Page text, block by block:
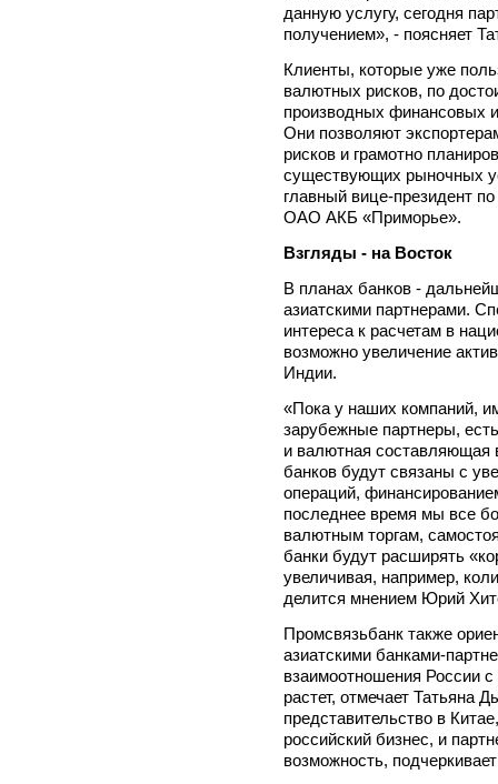
данную услугу, сегодня
получением», - поясняет
Клиенты, которые уже
валютных рисков, по
производных финансовых
Они позволяют
рисков и грамотно
существующих рыночных
главный вице-президент
ОАО АКБ «Приморье».
Взгляды - на Восток
В планах банков -
азиатскими партнерами.
интереса к расчетам в
возможно увеличение
Индии.
«Пока у наших компаний,
зарубежные партнеры,
и валютная составляющая
банков будут связаны с
операций,
последнее время мы все
валютным торгам,
банки будут расширять
увеличивая, например,
делится мнением Юрий
Промсвязьбанк также
азиатскими банками-
взаимоотношения России
растет, отмечает Татьяна
представительство в
российский бизнес, и
возможность,